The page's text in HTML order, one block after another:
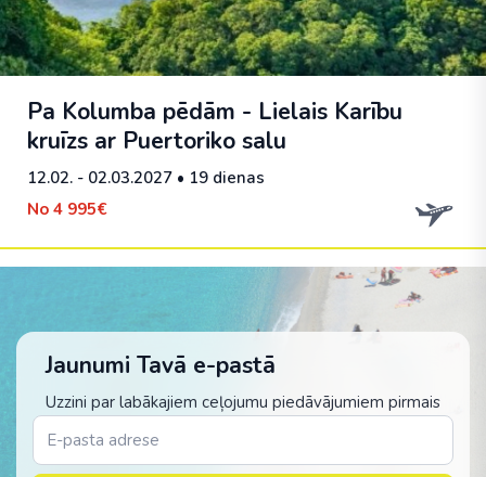
Pa Kolumba pēdām - Lielais Karību
kruīzs ar Puertoriko salu
12.02. - 02.03.2027 • 19 dienas
No 4 995€
Jaunumi Tavā e-pastā
Uzzini par labākajiem ceļojumu piedāvājumiem pirmais